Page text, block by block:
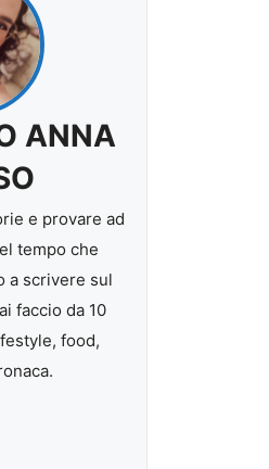
ANNA
e provare ad
tempo che
a scrivere sul
faccio da 10
food,